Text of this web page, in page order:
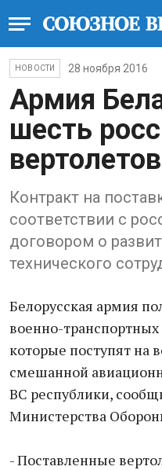
НОВОСТИ 28 ноября 2016
Армия
шесть
Контракт на
соответствии с
договором о
технического
Белорусская армия
военно-
которые поступят на
смешанной
ВС республики,
Министерства
- Поставленные